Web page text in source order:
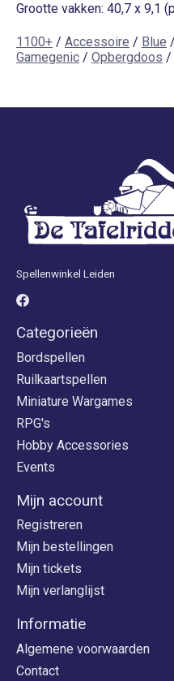
Grootte vakken: 40,7 x 9,1
1100+ / Accessoire / Blue /
Gamegenic / Opbergdoos /
Spellenwinkel Leiden
Categorieën
Bordspellen
Ruilkaartspellen
Miniature Wargames
RPG's
Hobby Accessories
Events
Mijn account
Registreren
Mijn bestellingen
Mijn tickets
Mijn verlanglijst
Informatie
Algemene voorwaarden
Contact